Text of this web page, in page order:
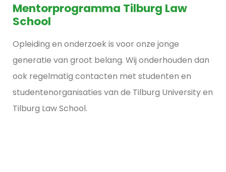
Mentorprogramma Tilburg Law
School
Opleiding en onderzoek is voor onze jonge
generatie van groot belang. Wij onderhouden dan
ook regelmatig contacten met studenten en
studentenorganisaties van de Tilburg University en
Tilburg Law School.